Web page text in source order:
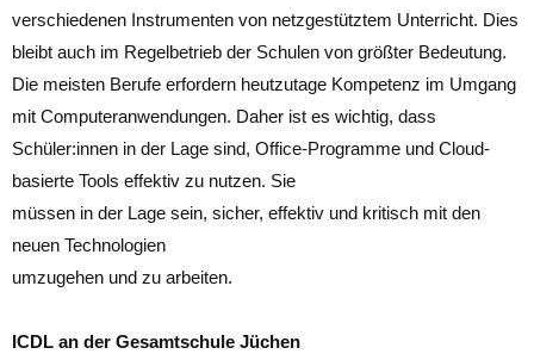
verschiedenen Instrumenten von netzgestütztem Unterricht. Dies
bleibt auch im Regelbetrieb der Schulen von größter Bedeutung.
Die meisten Berufe erfordern heutzutage Kompetenz im Umgang
mit Computeranwendungen. Daher ist es wichtig, dass
Schüler:innen in der Lage sind, Office-Programme und Cloud-
basierte Tools effektiv zu nutzen. Sie
müssen in der Lage sein, sicher, effektiv und kritisch mit den
neuen Technologien
umzugehen und zu arbeiten.
ICDL an der Gesamtschule Jüchen